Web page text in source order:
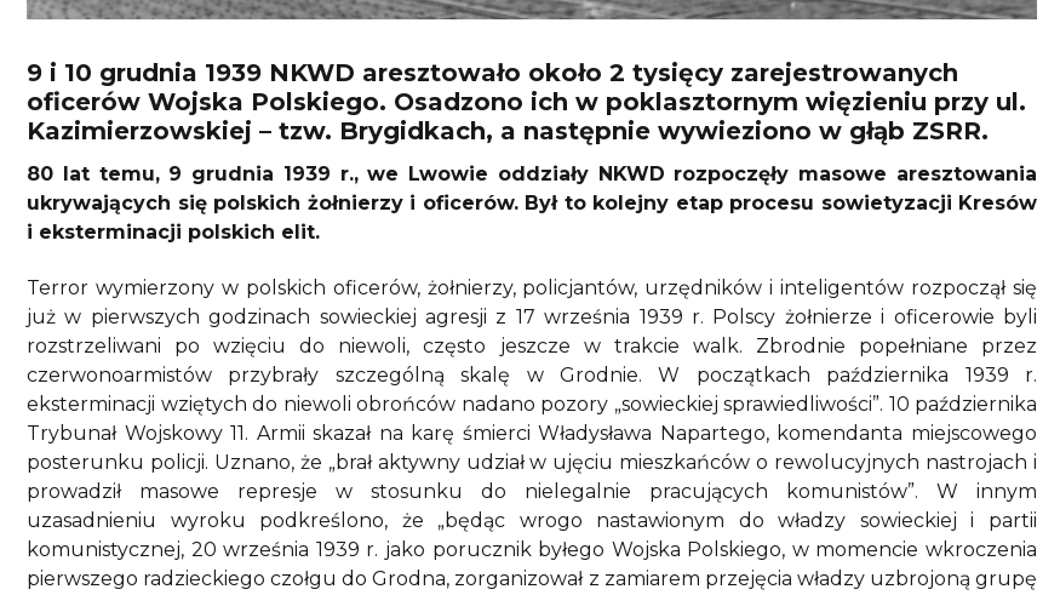
9 i 10 grudnia 1939 NKWD aresztowało około 2 tysięcy zarejestrowanych
oficerów Wojska Polskiego. Osadzono ich w poklasztornym więzieniu przy ul.
Kazimierzowskiej – tzw. Brygidkach, a następnie wywieziono w głąb ZSRR.
80 lat temu, 9 grudnia 1939 r., we Lwowie oddziały NKWD rozpoczęły masowe aresztowania
ukrywających się polskich żołnierzy i oficerów. Był to kolejny etap procesu sowietyzacji Kresów
i eksterminacji polskich elit.
Terror wymierzony w polskich oficerów, żołnierzy, policjantów, urzędników i inteligentów rozpoczął się
już w pierwszych godzinach sowieckiej agresji z 17 września 1939 r. Polscy żołnierze i oficerowie byli
rozstrzeliwani po wzięciu do niewoli, często jeszcze w trakcie walk. Zbrodnie popełniane przez
czerwonoarmistów przybrały szczególną skalę w Grodnie. W początkach października 1939 r.
eksterminacji wziętych do niewoli obrońców nadano pozory „sowieckiej sprawiedliwości”. 10 października
Trybunał Wojskowy 11. Armii skazał na karę śmierci Władysława Napartego, komendanta miejscowego
posterunku policji. Uznano, że „brał aktywny udział w ujęciu mieszkańców o rewolucyjnych nastrojach i
prowadził masowe represje w stosunku do nielegalnie pracujących komunistów”. W innym
uzasadnieniu wyroku podkreślono, że „będąc wrogo nastawionym do władzy sowieckiej i partii
komunistycznej, 20 września 1939 r. jako porucznik byłego Wojska Polskiego, w momencie wkroczenia
pierwszego radzieckiego czołgu do Grodna, zorganizował z zamiarem przejęcia władzy uzbrojoną grupę